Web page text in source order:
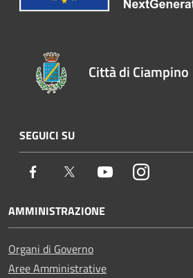
Città di Ciampino
SEGUICI SU
Facebook Twitter YoutubeInstagram
AMMINISTRAZIONE
Organi di Governo
Aree Amministrative